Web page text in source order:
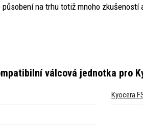
působení na trhu totiž mnoho
válcová jednotka pro
Kyocera